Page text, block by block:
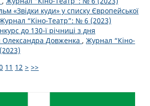
«Звідки куди» у списку Європейської
“Кіно-Театр”: № 6 (2023)
до 130-ї річниці з дня
Довженка , Журнал “Кіно-
11 12 > >>